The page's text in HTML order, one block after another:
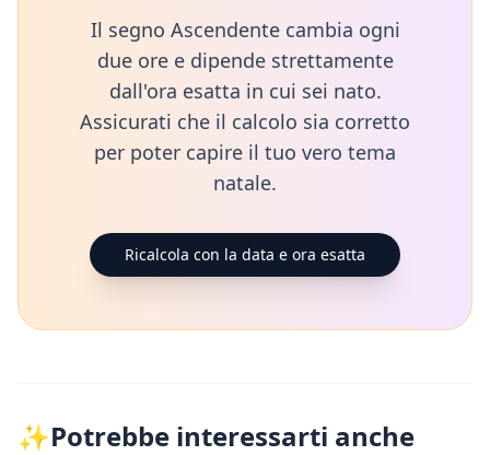
Il segno Ascendente cambia ogni
due ore e dipende strettamente
dall'ora esatta in cui sei nato.
Assicurati che il calcolo sia corretto
per poter capire il tuo vero tema
natale.
Ricalcola con la data e ora esatta
✨Potrebbe interessarti anche